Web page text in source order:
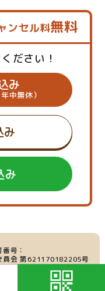
ンセル料無料
ださい！
み
中無休）
み
み
号：
員会 第621170182205号
集運搬業：
号 第219695号